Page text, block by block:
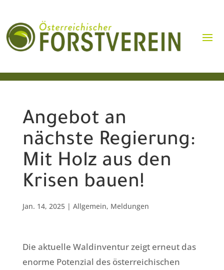
Angebot an
nächste Regierung:
Mit Holz aus den
Krisen bauen!
Jan. 14, 2025| Allgemein, Meldungen
Die aktuelle Waldinventur zeigt erneut das
enorme Potenzial des österreichischen